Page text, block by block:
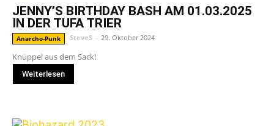
JENNY’S BIRTHDAY BASH AM 01.03.2025
IN DER TUFA TRIER
Anarcho-Punk SteveS - 29. Oktober 2024
Knüppel aus dem Sack!
Weiterlesen